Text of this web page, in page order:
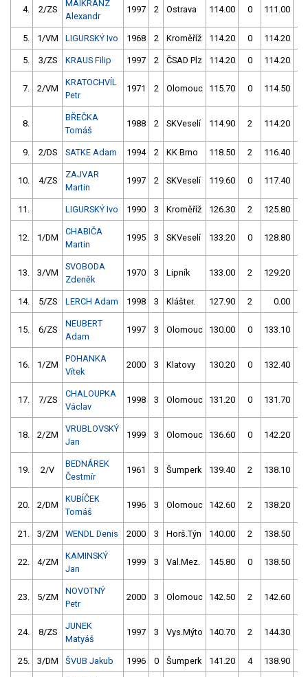
4. 2/ZS
MAIKRANZ
Alexandr
1997 2 Ostrava 114.00 0 111.00
5. 1/VM LIGURSKÝ Ivo 1968 2 Kroměříž 114.20 0 114.20
5. 3/ZS KRAUS Filip 1997 2 ČSAD Plz 114.20 0 114.20
7. 2/VM
KRATOCHVÍL
Petr
1971 2 Olomouc 115.70 0 114.50
8.
BŘEČKA
Tomáš
1988 2 SKVeselí 114.90 2 114.20
9. 2/DS SATKE Adam 1994 2 KK Brno 118.50 2 116.40
10. 4/ZS
ZAJVAR
Martin
1997 2 SKVeselí 119.60 0 117.40
11. LIGURSKÝ Ivo 1990 3 Kroměříž 126.30 2 125.80
12. 1/DM
CHABIČA
Martin
1995 3 SKVeselí 133.20 0 128.80
13. 3/VM
SVOBODA
Zdeněk
1970 3 Lipník 133.00 2 129.20
14. 5/ZS LERCH Adam 1998 3 Klášter. 127.90 2 0.00
15. 6/ZS
NEUBERT
Adam
1997 3 Olomouc 130.00 0 133.10
16. 1/ZM
POHANKA
Vítek
2000 3 Klatovy 130.20 0 132.40
17. 7/ZS
CHALOUPKA
Václav
1998 3 Olomouc 131.20 0 131.70
18. 2/ZM
VRUBLOVSKÝ
Jan
1999 3 Olomouc 136.60 0 142.20
19. 2/V
BEDNÁREK
Čestmír
1961 3 Šumperk 139.40 2 138.10
20. 2/DM
KUBÍČEK
Tomáš
1996 3 Olomouc 142.60 2 138.20
21. 3/ZM WENDL Denis 2000 3 Horš.Týn 140.00 2 138.50
22. 4/ZM
KAMINSKÝ
Jan
1999 3 Val.Mez. 145.80 0 138.50
23. 5/ZM
NOVOTNÝ
Petr
2000 3 Olomouc 142.50 2 142.60
24. 8/ZS
JUNEK
Matyáš
1997 3 Vys.Mýto 140.70 2 144.30
25. 3/DM ŠVUB Jakub 1996 0 Šumperk 141.20 4 138.90